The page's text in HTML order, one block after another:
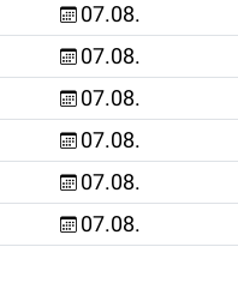
07.08.
07.08.
07.08.
07.08.
07.08.
07.08.